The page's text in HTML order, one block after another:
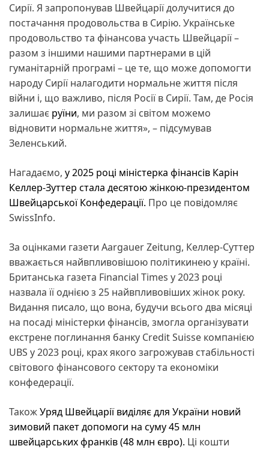
Сирії. Я запропонував Швейцарії долучитися до
постачання продовольства в Сирію. Українське
продовольство та фінансова участь Швейцарії –
разом з іншими нашими партнерами в цій
гуманітарній програмі – це те, що може допомогти
народу Сирії налагодити нормальне життя після
війни і, що важливо, після Росії в Сирії. Там, де Росія
залишає руїни, ми разом зі світом можемо
відновити нормальне життя», – підсумував
Зеленський.
Нагадаємо, у 2025 році міністерка фінансів Карін
Келлер-Зуттер стала десятою жінкою-президентом
Швейцарської Конфедерації. Про це повідомляє
SwissInfo.
За оцінками газети Aargauer Zeitung, Келлер-Суттер
вважається найвпливовішою політикинею у країні.
Британська газета Financial Times у 2023 році
назвала її однією з 25 найвпливовіших жінок року.
Видання писало, що вона, будучи всього два місяці
на посаді міністерки фінансів, змогла організувати
екстрене поглинання банку Credit Suisse компанією
UBS у 2023 році, крах якого загрожував стабільності
світового фінансового сектору та економіки
конфедерації.
ТакожУряд Швейцарії виділяє для України новий
зимовий пакет допомоги на суму 45 млн
швейцарських франків (48 млн євро). Ці кошти